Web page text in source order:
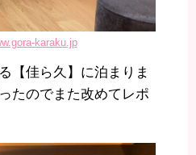
karaku.jp
【佳ら久】に泊まりま
たのでまた改めてレポ